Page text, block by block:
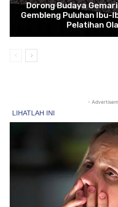
Dorong Budaya
Gembleng Puluhan Ibu-
Pelatihan
-